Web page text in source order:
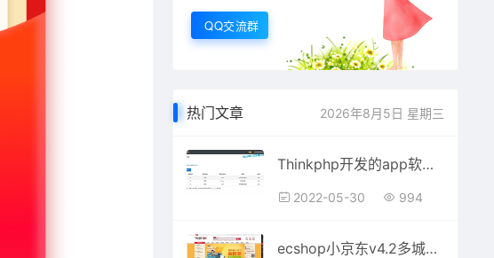
QQ交流群
热门文章 2026年8月5日 星期三
Thinkphp开发的app软件网络授权验证系统源码
2022-05-30 994
ecshop小京东v4.2多城市多商多仓库微分销纯净版